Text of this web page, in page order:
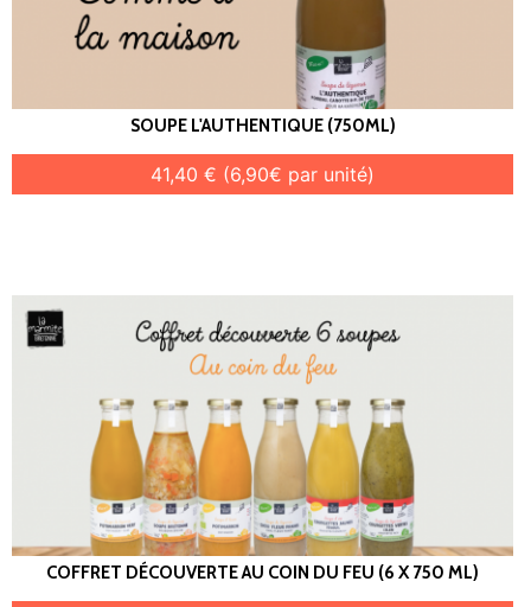
SOUPE L'AUTHENTIQUE (750ML)
41,40 € (6,90€ par unité)
COFFRET DÉCOUVERTE AU COIN DU FEU (6 X 750 ML)